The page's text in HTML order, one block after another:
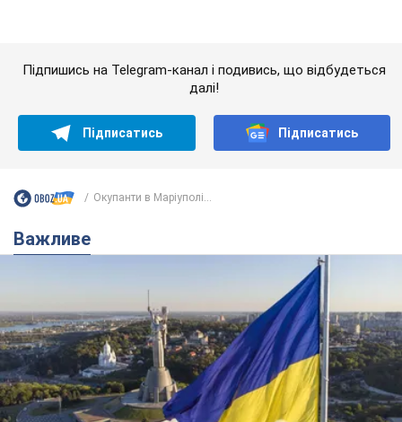
Якою була оригінальна версія гімну України та
чому її боялася Російська імперія: про це не
Державним символом є тільки перший куплет та приспів пісні
час назад 2,7 т.
Олександру Пономарьову – 53: що
відомо про трьох дітей секс-